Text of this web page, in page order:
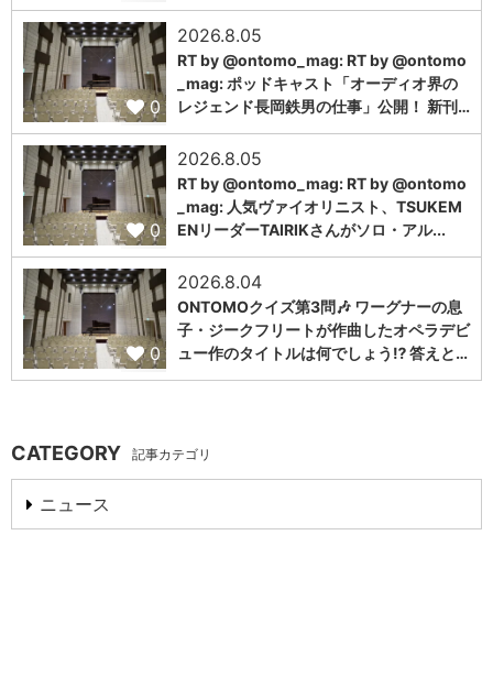
0
2026.8.05
RT by @ontomo_mag: RT by @ontomo
_mag: ポッドキャスト「オーディオ界の
レジェンド長岡鉄男の仕事」公開！ 新刊…
0
2026.8.05
RT by @ontomo_mag: RT by @ontomo
_mag: 人気ヴァイオリニスト、TSUKEM
ENリーダーTAIRIKさんがソロ・アル...
0
2026.8.04
ONTOMOクイズ第3問🎶 ワーグナーの息
子・ジークフリートが作曲したオペラデビ
ュー作のタイトルは何でしょう⁉️ 答えと…
CATEGORY 記事カテゴリ
ニュース